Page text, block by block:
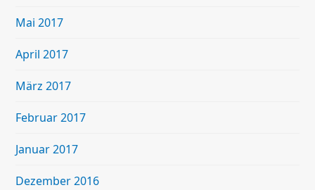
Mai 2017
April 2017
März 2017
Februar 2017
Januar 2017
Dezember 2016